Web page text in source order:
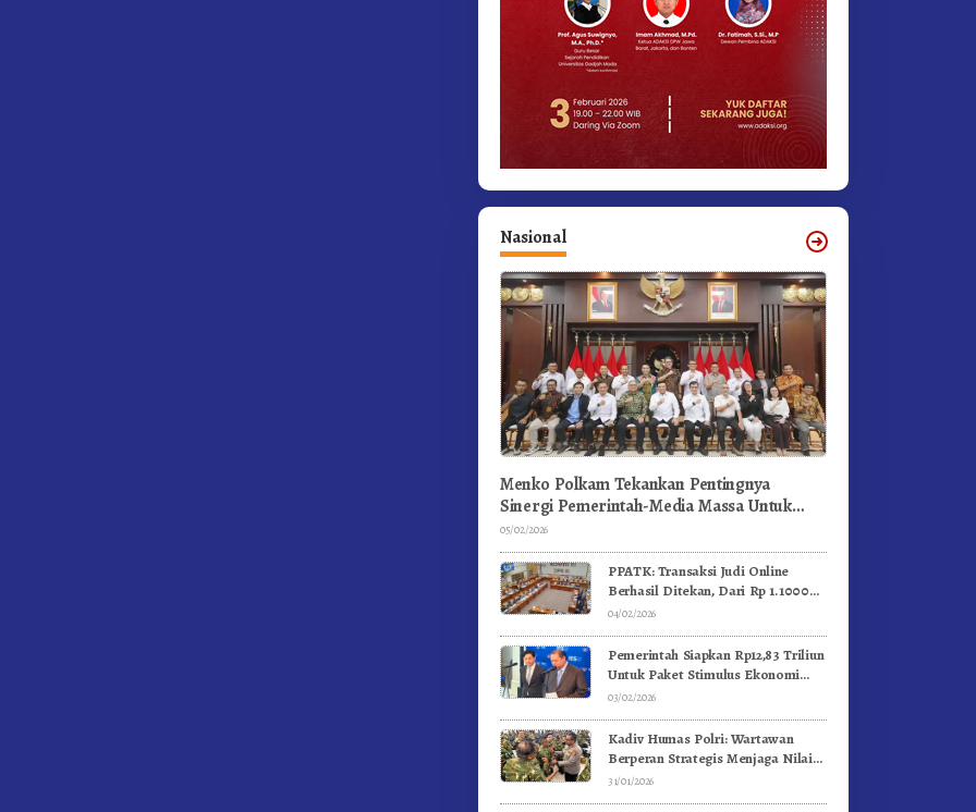
Nasional
Menko Polkam Tekankan Pentingnya
Sinergi Pemerintah-Media Massa Untuk
Jaga Stabilitas Bangsa
05/02/2026
PPATK: Transaksi Judi Online
Berhasil Ditekan, Dari Rp 1.1000
Triliun Menjadi Rp 268 Triliun
04/02/2026
Pemerintah Siapkan Rp12,83 Triliun
Untuk Paket Stimulus Ekonomi
Kuartal I-2026
03/02/2026
Kadiv Humas Polri: Wartawan
Berperan Strategis Menjaga Nilai
Kebangsaan, Demokrasi, dan NKRI
31/01/2026